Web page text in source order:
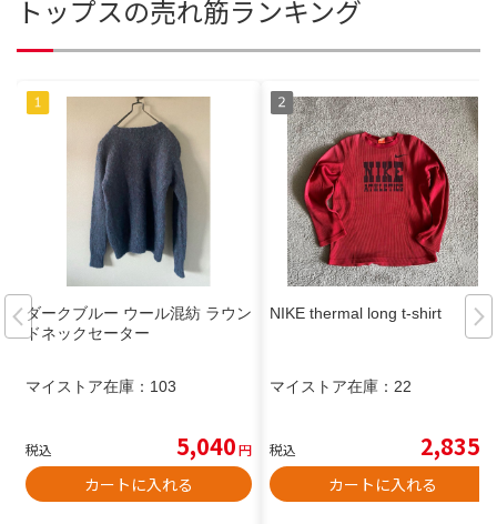
トップスの売れ筋ランキング
ダークブルー ウール混紡 ラウン
ドネックセーター
マイストア在庫： 103
税込 5,040円
カートに入れる
NIKE thermal long t-shirt
マイストア在庫： 22
税込 2,835
カートに入れる